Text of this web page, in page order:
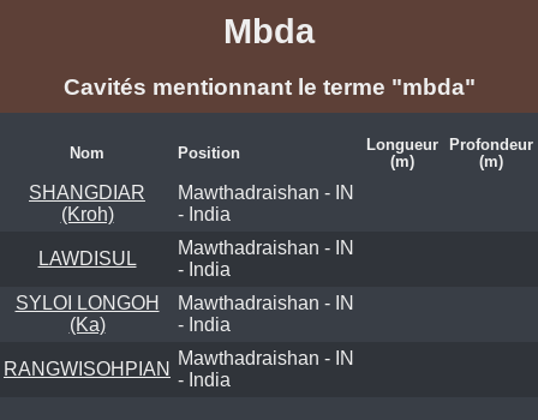
Mbda
Cavités mentionnant le terme "mbda"
Nom Position
Longueur
(m)
Profondeur
(m)
SHANGDIAR
(Kroh)
Mawthadraishan - IN
- India
LAWDISUL
Mawthadraishan - IN
- India
SYLOI LONGOH
(Ka)
Mawthadraishan - IN
- India
RANGWISOHPIAN
Mawthadraishan - IN
- India